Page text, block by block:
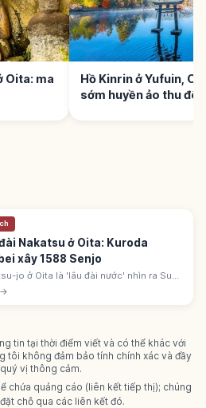
Oita: ma
Hồ Kinrin ở Yufuin,
sớm huyền ảo thu
Nakatsu ở Oita: Kuroda
xây 1588 Senjo
jo ở Oita là 'lâu đài nước' nhìn ra Suo-
gọi 'Senjo' do bố cục hình quạt. Kuroda
→
tin tại thời điểm viết và có thể khác với
tôi không đảm bảo tính chính xác và đầy
vị thông cảm.
chứa quảng cáo (liên kết tiếp thị); chúng
chỗ qua các liên kết đó.